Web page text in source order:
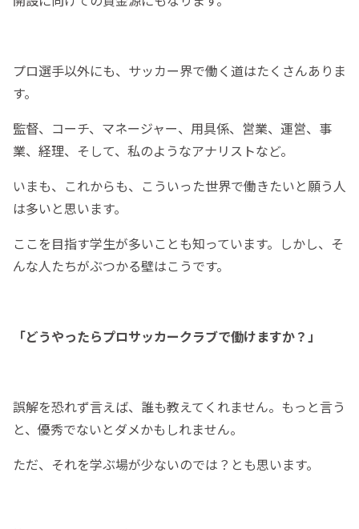
プロ選手以外にも、サッカー界で働く道はたくさんありま
す。
監督、コーチ、マネージャー、用具係、営業、運営、事
業、経理、そして、私のようなアナリストなど。
いまも、これからも、こういった世界で働きたいと願う人
は多いと思います。
ここを目指す学生が多いことも知っています。しかし、そ
んな人たちがぶつかる壁はこうです。
「どうやったらプロサッカークラブで働けますか？」
誤解を恐れず言えば、誰も教えてくれません。もっと言う
と、優秀でないとダメかもしれません。
ただ、それを学ぶ場が少ないのでは？とも思います。